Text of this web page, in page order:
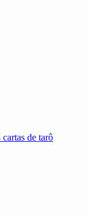
de tarô